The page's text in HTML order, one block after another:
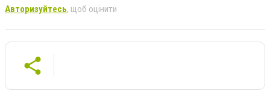
Авторизуйтесь, щоб оцінити